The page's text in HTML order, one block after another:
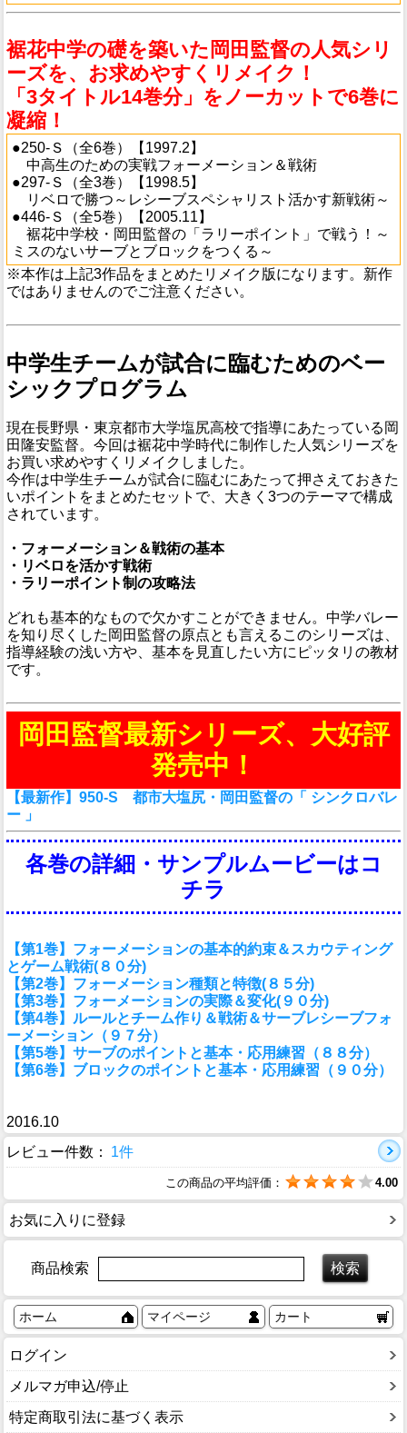
裾花中学の礎を築いた岡田監督の人気シリ
ーズを、お求めやすくリメイク！
「3タイトル14巻分」をノーカットで6巻に
凝縮！
●250-Ｓ（全6巻）【1997.2】
中高生のための実戦フォーメーション＆戦術
●297-Ｓ（全3巻）【1998.5】
リベロで勝つ～レシーブスペシャリスト活かす新戦術～
●446-Ｓ（全5巻）【2005.11】
裾花中学校・岡田監督の「ラリーポイント」で戦う！～
ミスのないサーブとブロックをつくる～
※本作は上記3作品をまとめたリメイク版になります。新作
ではありませんのでご注意ください。
中学生チームが試合に臨むためのベー
シックプログラム
現在長野県・東京都市大学塩尻高校で指導にあたっている岡
田隆安監督。今回は裾花中学時代に制作した人気シリーズを
お買い求めやすくリメイクしました。
今作は中学生チームが試合に臨むにあたって押さえておきた
いポイントをまとめたセットで、大きく3つのテーマで構成
されています。
・フォーメーション＆戦術の基本
・リベロを活かす戦術
・ラリーポイント制の攻略法
どれも基本的なもので欠かすことができません。中学バレー
を知り尽くした岡田監督の原点とも言えるこのシリーズは、
指導経験の浅い方や、基本を見直したい方にピッタリの教材
です。
岡田監督最新シリーズ、大好評
発売中！
【最新作】950-S 都市大塩尻・岡田監督の「 シンクロバレ
ー 」
各巻の詳細・サンプルムービーはコ
チラ
【第1巻】フォーメーションの基本的約束＆スカウティング
とゲーム戦術(８０分)
【第2巻】フォーメーション種類と特徴(８５分)
【第3巻】フォーメーションの実際＆変化(９０分)
【第4巻】ルールとチーム作り＆戦術＆サーブレシーブフォ
ーメーション（９７分）
【第5巻】サーブのポイントと基本・応用練習（８８分）
【第6巻】ブロックのポイントと基本・応用練習（９０分）
2016.10
レビュー件数：
1件
この商品の平均評価： 4.00
お気に入りに登録
商品検索
ホーム マイページ カート
ログイン
メルマガ申込/停止
特定商取引法に基づく表示